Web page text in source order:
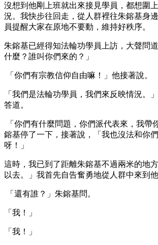
沒想到他剛上班就出來接見學員，都想圍
況。我快步往回走，從人群裡往朱鎔基身
員提醒大家在原地不要動，維持好秩序。
朱鎔基已經得知法輪功學員上訪，大聲問
什麼？誰叫你們來的？」
「你們有宗教信仰自由嘛！」他接著說。
「我們是法輪功學員，我們來反映情況。
答道。
「你們有什麼問題，你們派代表來，我帶
鎔基停了一下，接著說，「我也沒法和你
呀！」
這時，我已到了距離朱鎔基不過兩米的地
以去。」我首先自告奮勇地從人群中來到他
「還有誰？」朱鎔基問。
「我！」
「我！」